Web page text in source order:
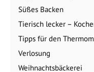
Süßes Backen
Tierisch lecker –
Tipps für den
Verlosung
Weihnachtsbäckerei